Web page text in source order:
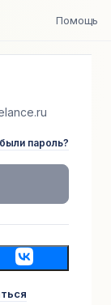
Помощь
пароль?